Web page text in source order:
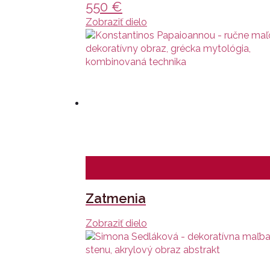
550 €
Zobraziť dielo
Zatmenia
Zobraziť dielo